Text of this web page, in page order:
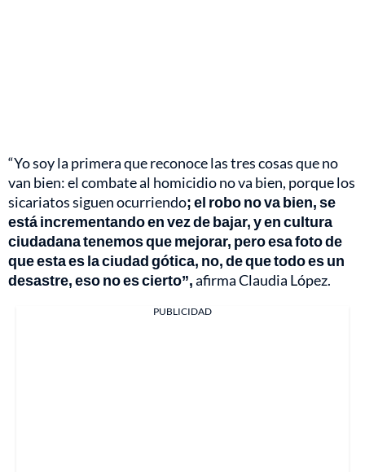
“Yo soy la primera que reconoce las tres cosas que no
van bien: el combate al homicidio no va bien, porque los
sicariatos siguen ocurriendo; el robo no va bien, se
está incrementando en vez de bajar, y en cultura
ciudadana tenemos que mejorar, pero esa foto de
que esta es la ciudad gótica, no, de que todo es un
desastre, eso no es cierto”,afirma Claudia López.
PUBLICIDAD